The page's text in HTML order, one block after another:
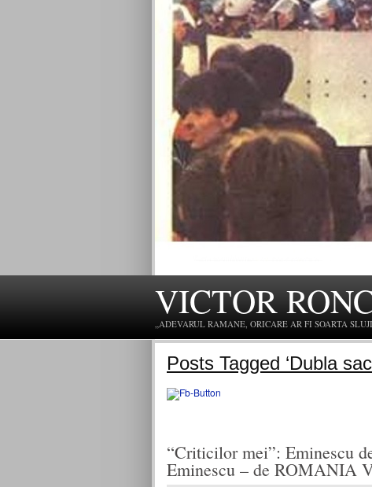
VICTOR
„ADEVARUL RAMANE, ORICARE AR FI SOARTA
Posts Tagged ‘Dubla
“Criticilor mei”: Eminescu
Eminescu – de ROMANIA